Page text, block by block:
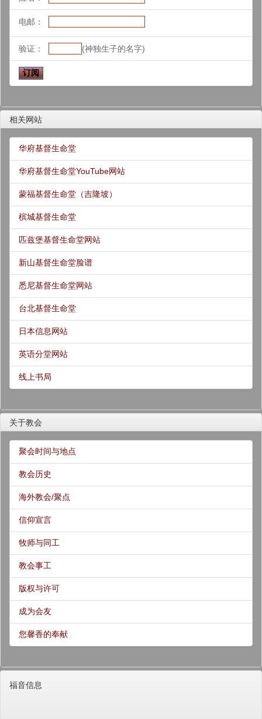
电邮：
验证： (神独生子的名字)
相关网站
华府基督生命堂
华府基督生命堂YouTube网站
蒙福基督生命堂（吉隆坡）
槟城基督生命堂
匹兹堡基督生命堂网站
新山基督生命堂脸谱
悉尼基督生命堂网站
台北基督生命堂
日本信息网站
英语分堂网站
线上书局
关于教会
聚会时间与地点
教会历史
海外教会/聚点
信仰宣言
牧师与同工
教会事工
版权与许可
成为会友
您馨香的奉献
福音信息